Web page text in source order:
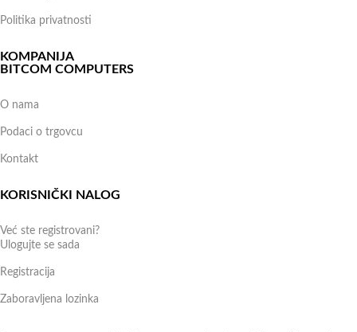
Politika privatnosti
KOMPANIJA
BITCOM COMPUTERS
O nama
Podaci o trgovcu
Kontakt
KORISNIČKI NALOG
Već ste registrovani?
Ulogujte se sada
Registracija
Zaboravljena lozinka